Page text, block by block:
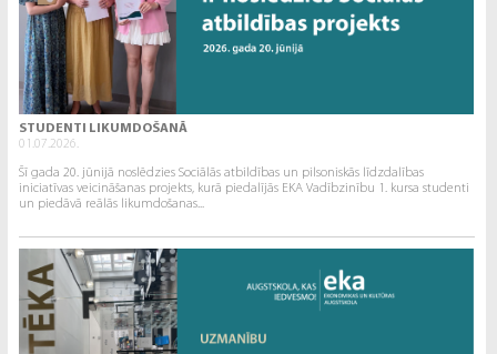
STUDENTI LIKUMDOŠANĀ
01.07.2026.
Šī gada 20. jūnijā noslēdzies Sociālās atbildības un pilsoniskās līdzdalības
iniciatīvas veicināšanas projekts, kurā piedalījās EKA Vadībzinību 1. kursa studenti
un piedāvā reālās likumdošanas...